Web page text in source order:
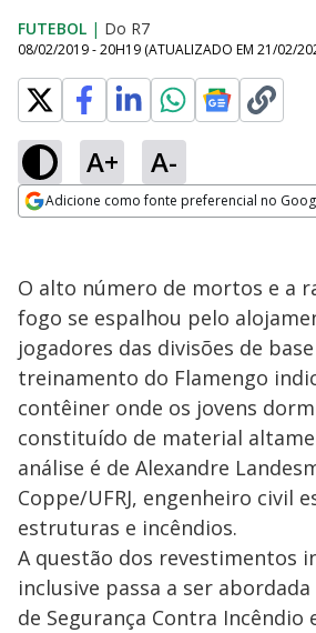
FUTEBOL | Do R7
08/02/2019 - 20H19 (ATUALIZADO EM 21/02/
A+ A-
Adicione como fonte preferencial no
O alto número de mortos e a
fogo se espalhou pelo
jogadores das divisões de
treinamento do Flamengo
contêiner onde os jovens
constituído de material
análise é de Alexandre
Coppe/UFRJ, engenheiro civil
estruturas e incêndios.
A questão dos revestimentos
inclusive passa a ser
de Segurança Contra Incêndio